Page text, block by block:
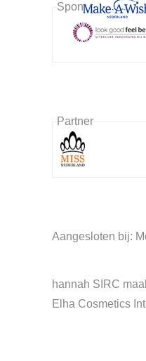
Sponsor
Partner
Aangesloten bij:
hannah SIRC
Elha Cosmetics